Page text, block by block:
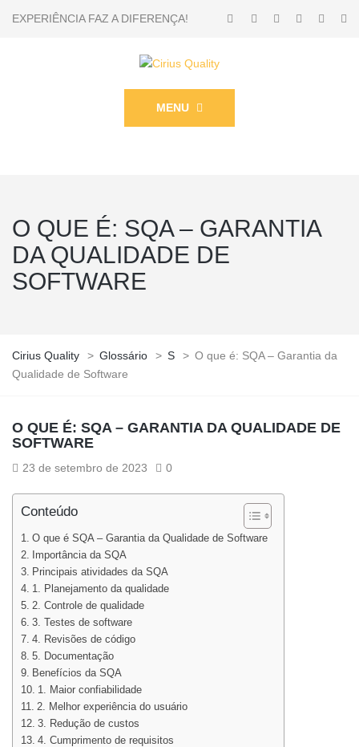
EXPERIÊNCIA FAZ A DIFERENÇA!
MENU
O QUE É: SQA – GARANTIA
DA QUALIDADE DE
SOFTWARE
Cirius Quality > Glossário > S > O que é: SQA – Garantia da
Qualidade de Software
O QUE É: SQA – GARANTIA DA QUALIDADE DE
SOFTWARE
23 de setembro de 2023 0
Conteúdo
O que é SQA – Garantia da Qualidade de Software
Importância da SQA
Principais atividades da SQA
1. Planejamento da qualidade
2. Controle de qualidade
3. Testes de software
4. Revisões de código
5. Documentação
Benefícios da SQA
1. Maior confiabilidade
2. Melhor experiência do usuário
3. Redução de custos
4. Cumprimento de requisitos